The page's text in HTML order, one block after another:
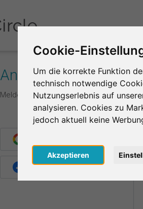
Cookie-
Um die korrekte Funktion
technisch notwendige
Nutzungserlebnis auf
analysieren. Cookies zu
jedoch aktuell keine
Akzeptieren
Anmelden
Melde dich hier mit deinen
Weiter mit Facebook